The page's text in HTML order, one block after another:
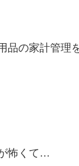
品の家計管理
怖くて…